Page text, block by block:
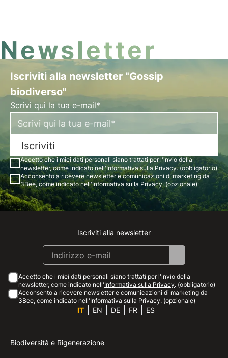
Newsletter
Iscriviti alla newsletter "Gossip
biodiverso"
Scrivi qui la tua e-mail*
Iscriviti
Accetto che i miei dati personali siano trattati per l'invio della
newsletter, come indicato nell'Informativa sulla Privacy. (obbligatorio)
Acconsento a ricevere newsletter e comunicazioni di marketing da
3Bee, come indicato nell'Informativa sulla Privacy. (opzionale)
Instagram
Facebook
Linkedin
Youtube
Iscriviti alla newsletter
Accetto che i miei dati personali siano trattati per l'invio della
newsletter, come indicato nell'Informativa sulla Privacy. (obbligatorio)
Acconsento a ricevere newsletter e comunicazioni di marketing da
3Bee, come indicato nell'Informativa sulla Privacy. (opzionale)
IT EN DE FR ES
Biodiversità e Rigenerazione